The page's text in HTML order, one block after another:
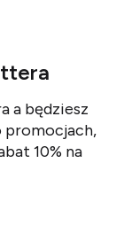
a będziesz
promocjach,
10% na